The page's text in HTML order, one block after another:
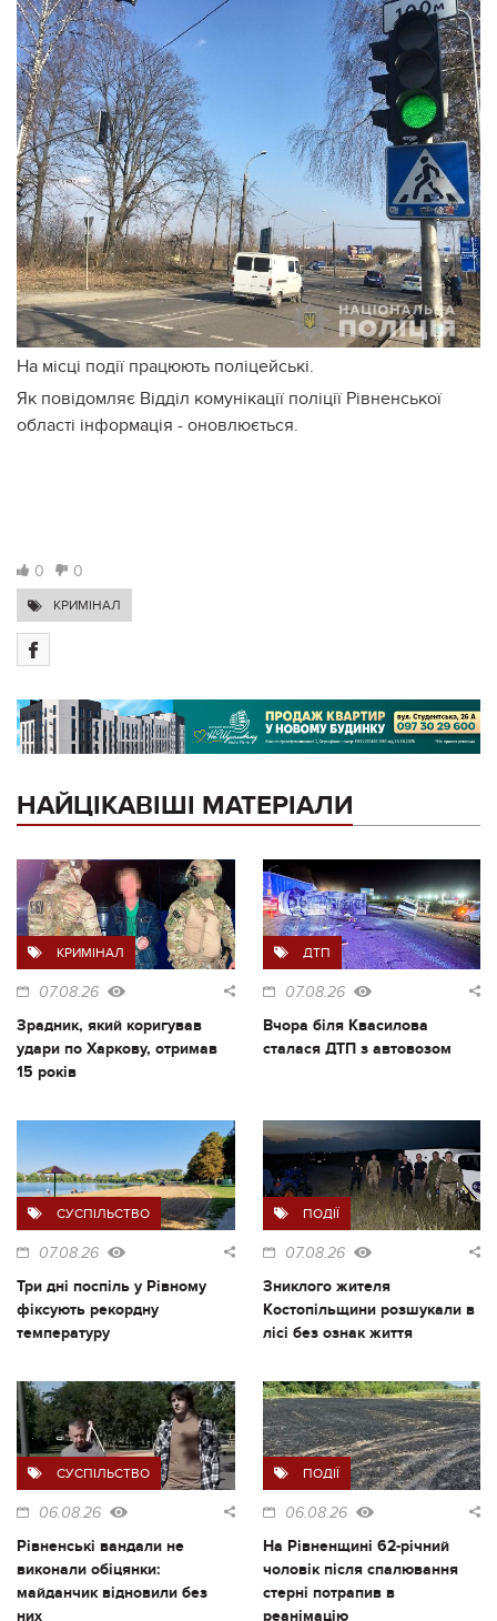
На місці події працюють поліцейські.
Як повідомляє Відділ комунікації поліції Рівненської
області інформація - оновлюється.
0 0
КРИМІНАЛ
НАЙЦІКАВІШІ МАТЕРІАЛИ
КРИМІНАЛ
07.08.26
Зрадник, який коригував
удари по Харкову, отримав
15 років
ДТП
07.08.26
Вчора біля Квасилова
сталася ДТП з автовозом
СУСПІЛЬСТВО
07.08.26
Три дні поспіль у Рівному
фіксують рекордну
температуру
ПОДІЇ
07.08.26
Зниклого жителя
Костопільщини розшукали в
лісі без ознак життя
СУСПІЛЬСТВО
06.08.26
Рівненські вандали не
виконали обіцянки:
майданчик відновили без
них
ПОДІЇ
06.08.26
На Рівненщині 62-річний
чоловік після спалювання
стерні потрапив в
реанімацію